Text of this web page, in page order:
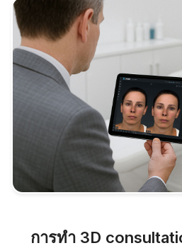
การทำ 3D